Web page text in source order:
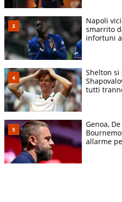
Napoli
smarrito
infortuni
Shelton si
tutti
Genoa,
allarme